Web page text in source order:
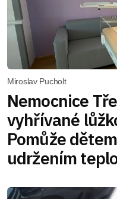
Miroslav Pucholt
Nemocnice
vyhřívané
Pomůže
udržením